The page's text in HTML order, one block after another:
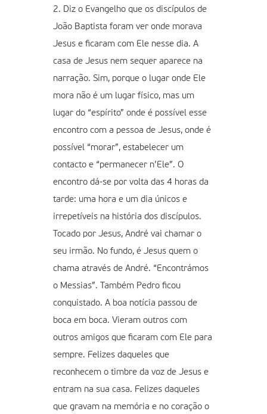
2. Diz o Evangelho que os discípulos de
João Baptista foram ver onde morava
Jesus e ficaram com Ele nesse dia. A
casa de Jesus nem sequer aparece na
narração. Sim, porque o lugar onde Ele
mora não é um lugar físico, mas um
lugar do “espírito” onde é possível esse
encontro com a pessoa de Jesus, onde é
possível “morar”, estabelecer um
contacto e “permanecer n’Ele”. O
encontro dá-se por volta das 4 horas da
tarde: uma hora e um dia únicos e
irrepetíveis na história dos discípulos.
Tocado por Jesus, André vai chamar o
seu irmão. No fundo, é Jesus quem o
chama através de André. “Encontrámos
o Messias”. Também Pedro ficou
conquistado. A boa notícia passou de
boca em boca. Vieram outros com
outros amigos que ficaram com Ele para
sempre. Felizes daqueles que
reconhecem o timbre da voz de Jesus e
entram na sua casa. Felizes daqueles
que gravam na memória e no coração o